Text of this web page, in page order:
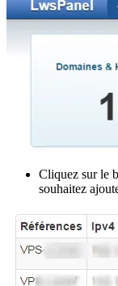
Cliquez sur le
souhaitez